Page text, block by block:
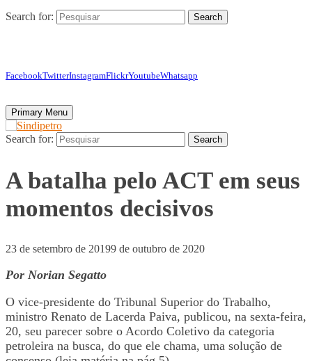
Search for: Search
FacebookTwitterInstagramFlickrYoutubeWhatsapp
Primary Menu
Search for: Search
A batalha pelo ACT em seus
momentos decisivos
23 de setembro de 20199 de outubro de 2020
Por Norian Segatto
O vice-presidente do Tribunal Superior do Trabalho,
ministro Renato de Lacerda Paiva, publicou, na sexta-feira,
20, seu parecer sobre o Acordo Coletivo da categoria
petroleira na busca, do que ele chama, uma solução de